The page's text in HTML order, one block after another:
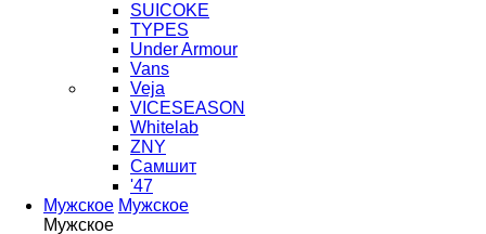
SUICOKE
TYPES
Under Armour
Vans
Veja
VICESEASON
Whitelab
ZNY
Самшит
'47
Мужское Мужское
Мужское